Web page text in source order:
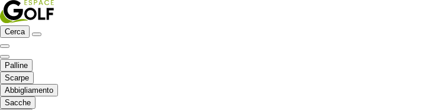
Cerca
Palline
Scarpe
Abbigliamento
Sacche